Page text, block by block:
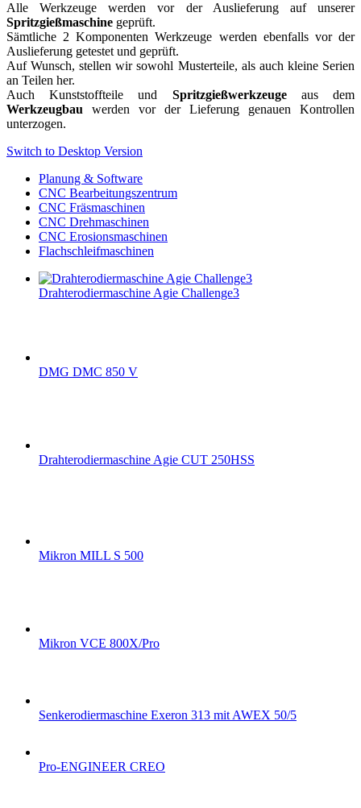
Alle Werkzeuge werden vor der Auslieferung auf unserer
Spritzgießmaschine geprüft.
Sämtliche 2 Komponenten Werkzeuge werden ebenfalls vor der
Auslieferung getestet und geprüft.
Auf Wunsch, stellen wir sowohl Musterteile, als auch kleine Serien
an Teilen her.
Auch Kunststoffteile und Spritzgießwerkzeugeaus dem
Werkzeugbau werden vor der Lieferung genauen Kontrollen
unterzogen.
Switch to Desktop Version
Planung & Software
CNC Bearbeitungszentrum
CNC Fräsmaschinen
CNC Drehmaschinen
CNC Erosionsmaschinen
Flachschleifmaschinen
Drahterodiermaschine Agie Challenge3
DMG DMC 850 V
Drahterodiermaschine Agie CUT 250HSS
Mikron MILL S 500
Mikron VCE 800X/Pro
Senkerodiermaschine Exeron 313 mit AWEX 50/5
Pro-ENGINEER CREO